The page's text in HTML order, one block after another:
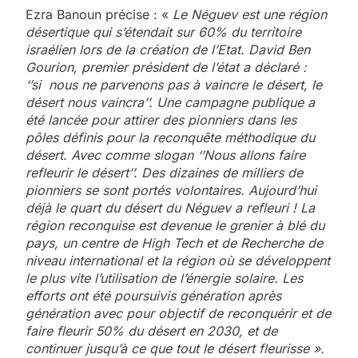
Ezra Banoun précise : « Le Néguev est une région
désertique qui s’étendait sur 60% du territoire
israélien lors de la création de l’Etat. David Ben
Gourion, premier président de l’état a déclaré :
‘’si nous ne parvenons pas à vaincre le désert, le
désert nous vaincra’’. Une campagne publique a
été lancée pour attirer des pionniers dans les
pôles définis pour la reconquête méthodique du
désert. Avec comme slogan ‘’Nous allons faire
refleurir le désert’’. Des dizaines de milliers de
pionniers se sont portés volontaires. Aujourd’hui
déjà le quart du désert du Néguev a refleuri ! La
région reconquise est devenue le grenier à blé du
pays, un centre de High Tech et de Recherche de
niveau international et la région où se développent
le plus vite l’utilisation de l’énergie solaire. Les
efforts ont été poursuivis génération après
génération avec pour objectif de reconquérir et de
faire fleurir 50% du désert en 2030, et de
continuer jusqu’à ce que tout le désert fleurisse ».